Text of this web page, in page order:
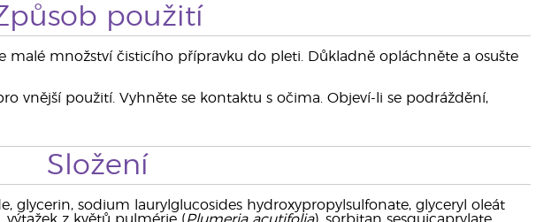
použití
malé množství čisticího přípravku do pleti. Důkladně opláchněte a osušte
vnější použití. Vyhněte se kontaktu s očima. Objeví-li se podráždění,
Složení
glycerin, sodium laurylglucosides hydroxypropylsulfonate, glyceryl oleát